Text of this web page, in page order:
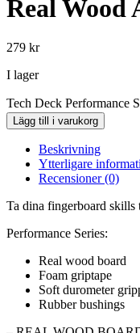
Real Wood
279 kr
I lager
Tech Deck Performance
Lägg till i varukorg
Beskrivning
Ytterligare
Recensioner (0)
Ta dina fingerboard
Performance Series:
Real wood board
Foam griptape
Soft durometer
Rubber bushings